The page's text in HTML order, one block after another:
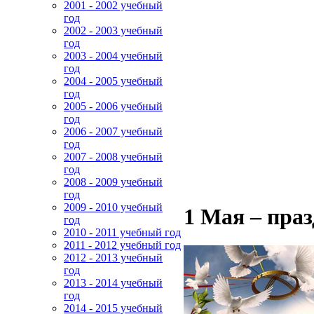
2001 - 2002 учебный
год
2002 - 2003 учебный
год
2003 - 2004 учебный
год
2004 - 2005 учебный
год
2005 - 2006 учебный
год
2006 - 2007 учебный
год
2007 - 2008 учебный
год
2008 - 2009 учебный
год
2009 - 2010 учебный
год
2010 - 2011 учебный год
2011 - 2012 учебный год
2012 - 2013 учебный
год
2013 - 2014 учебный
год
2014 - 2015 учебный
1 Мая –